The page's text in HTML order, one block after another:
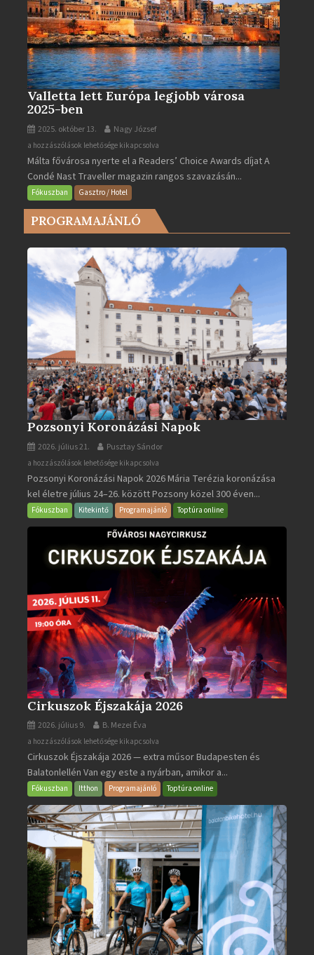
Valletta lett Európa legjobb városa
2025-ben
2025. október 13. Nagy József
Valletta
lett
Európa
legjobb
2025-
bejegyzéshez
a hozzászólások lehetősége kikapcsolva
Málta fővárosa nyerte el a Readers’ Choice Awards díjat A
Condé Nast Traveller magazin rangos szavazásán...
Fókuszban Gasztro / Hotel
PROGRAMAJÁNLÓ
Pozsonyi Koronázási Napok
2026. július 21. Pusztay Sándor
Pozsonyi
Koronázási
Napok
bejegyzéshez
a hozzászólások lehetősége kikapcsolva
Pozsonyi Koronázási Napok 2026 Mária Terézia koronázása
kel életre július 24–26. között Pozsony közel 300 éven...
Fókuszban Kitekintő Programajánló Toptúra online
Cirkuszok Éjszakája 2026
2026. július 9. B. Mezei Éva
Cirkuszok
Éjszakája
2026
bejegyzéshez
a hozzászólások lehetősége kikapcsolva
Cirkuszok Éjszakája 2026 — extra műsor Budapesten és
Balatonlellén Van egy este a nyárban, amikor a...
Fókuszban Itthon Programajánló Toptúra online